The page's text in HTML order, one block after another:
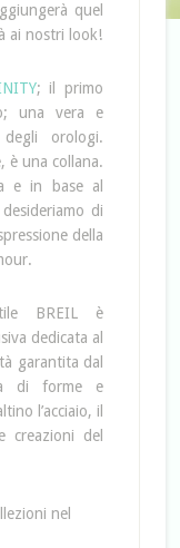
quel
ai nostri look!
; il primo
una vera e
orologi.
è una collana.
e in base al
di
della
BREIL è
dedicata al
garantita dal
di forme e
l’acciaio, il
creazioni del
nel